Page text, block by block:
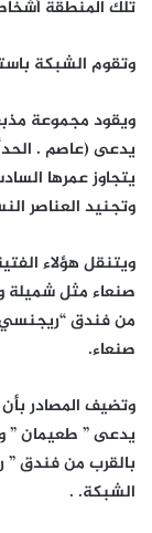
تلك المنطقة
وتقوم الشبكة
ويقود مجموعة
يدعى (عاصم .
يتجاوز عمرها
وتجنيد العناصر
ويتنقل هؤلاء
صنعاء مثل شميلة
من فندق
صنعاء.
وتضيف المصادر
يدعى ” طعيمان ”
بالقرب من فندق ”
الشبكة. .